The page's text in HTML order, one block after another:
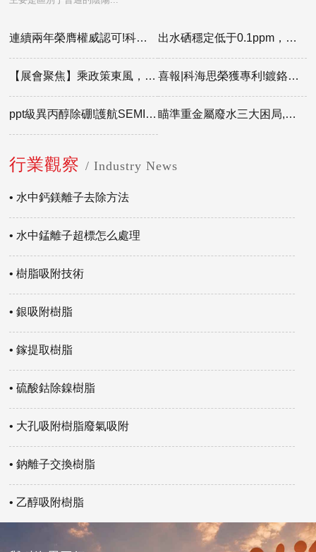
連續兩年榮膺權威認可!科海思以人才為核，再獲智聯招聘“年度優選雇主”殊榮 出水硒穩定低于0.1ppm，破解污酸提錸硒干擾!科海思樹脂新工藝升級完善
【展會聚焦】乘政策東風，創高值效益!科海思污酸提錸工藝亮相民營經濟高質量發展大會 喜報|科海思榮獲專利!鍍鉻槽液鉻酸凈化裝置，賦能企業合規降本增效
ppt級異丙醇除硼!護航SEMI G5級濕電子化學品標準 瞄準重金屬廢水三大困局,科海思0.01ppm工藝實現深度去除與資源化回收
行業觀察 / Industry News
• 水中鈣鎂離子去除方法
• 水中錳離子超標怎么處理
• 樹脂吸附技術
• 銀吸附樹脂
• 鎵提取樹脂
• 硫酸鈷除鎳樹脂
• 大孔吸附樹脂廢氣吸附
• 鈉離子交換樹脂
• 乙醇吸附樹脂